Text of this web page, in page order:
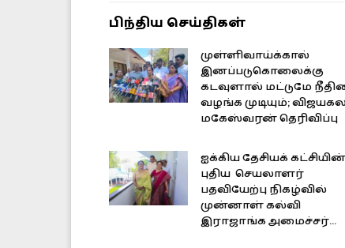
பிந்திய செய்திகள்
முள்ளிவாய்க்கால்
இனப்படுகொலைக்கு
கடவுளால் மட்டுமே
வழங்க முடியும்;
மகேஸ்வரன் தெரிவிப்பு
ஐக்கிய தேசியக் கட்சியின்
புதிய செயலாளர்
பதவியேற்பு நிகழ்வில்
முன்னாள் கல்வி
இராஜாங்க அமைச்சர்...